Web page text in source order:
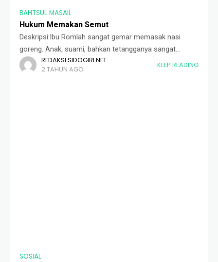
BAHTSUL MASAIL
Hukum Memakan Semut
Deskripsi:Ibu Romlah sangat gemar memasak nasi
goreng. Anak, suami, bahkan tetangganya sangat
menyukai masakannya. Suatu ketika, karena lupa
menutup wadah gula, bumbu nasi goreng racikan bu
REDAKSI SIDOGIRI.NET
2 TAHUN AGO
KEEP READING
SOSIAL